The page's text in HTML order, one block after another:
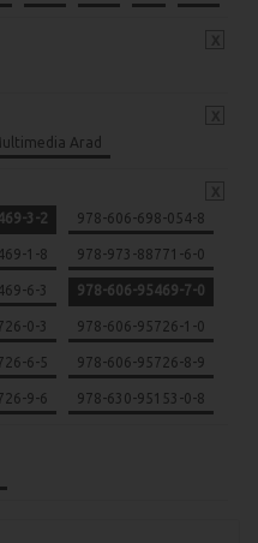
Arad
3-2 978-606-698-054-8
1-8 978-973-88771-6-0
6-3 978-606-95469-7-0
0-3 978-606-95726-1-0
6-5 978-606-95726-8-9
9-6 978-630-95153-0-8